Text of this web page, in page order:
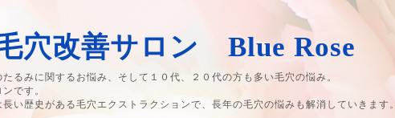
穴改善サロン Blue Rose
るみに関するお悩み、そして１０代、２０代の方も多い毛穴の悩み。
です。
い歴史がある毛穴エクストラクションで、長年の毛穴の悩みも解消していきます。